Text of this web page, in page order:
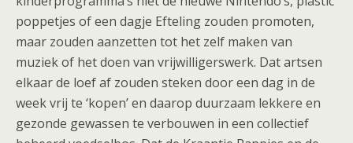
poppetjes of een dagje Efteling zouden promoten,
maar zouden aanzetten tot het zelf maken van
muziek of het doen van vrijwilligerswerk. Dat artsen
elkaar de loef af zouden steken door een dag in de
week vrij te ‘kopen’ en daarop duurzaam lekkere en
gezonde gewassen te verbouwen in een collectief